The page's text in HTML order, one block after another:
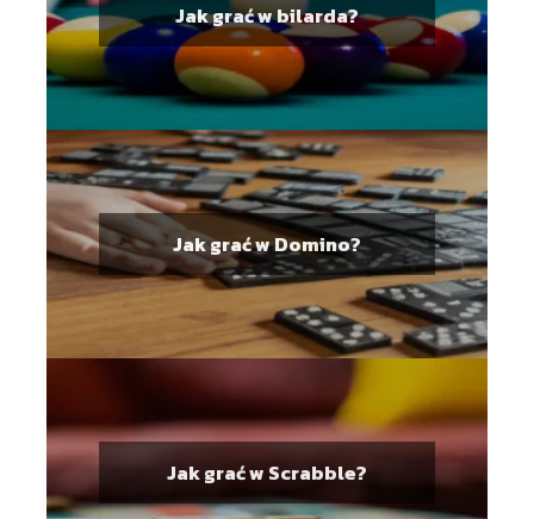
Jak grać w bilarda?
Jak grać w Domino?
Jak grać w Scrabble?